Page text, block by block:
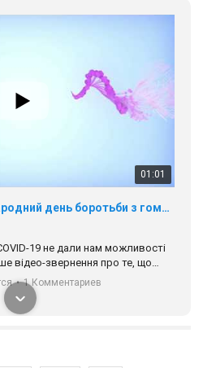
01:01
17 травня IDAHO. Міжнародний день боротьби з гомофобією трансфобією і біфобія.
19 не дали нам можливості
відео-звернення про те, що
та не можемо зустрінеться, ми
поділяє цінності рівності та
нас. Регіональні підрозділи
• 1 Комментариев